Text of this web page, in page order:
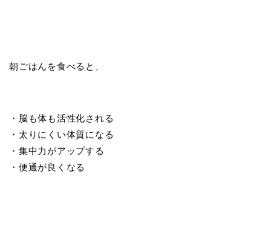
朝ごはんを食べると、
・脳も体も活性化される
・太りにくい体質になる
・集中力がアップする
・便通が良くなる